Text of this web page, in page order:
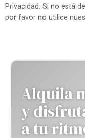
Privacidad. Si no está
por favor no utilice
Alquila
y
a tu